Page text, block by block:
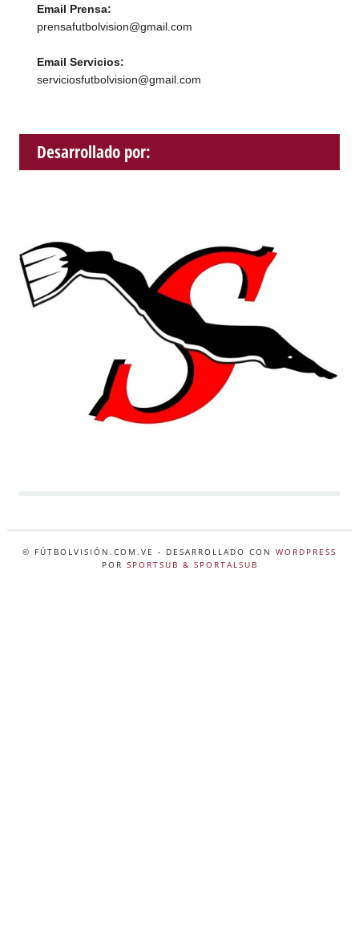
Email Prensa:
prensafutbolvision@gmail.com
Email Servicios:
serviciosfutbolvision@gmail.com
Desarrollado por:
© FÚTBOLVISIÓN.COM.VE - DESARROLLADO CON WORDPRESS
POR SPORTSUB & SPORTALSUB